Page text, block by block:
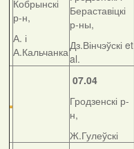
Кобрынскі
р-н,
А. і
А.Кальчанка
Бераставіцкі
р-ны,
Дз.Вінчэўскі et
al.
07.04
Гродзенскі р-
н,
Ж.Гулеўскі